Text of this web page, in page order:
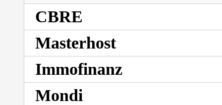
CBRE
Masterhost
Immofinanz
Mondi